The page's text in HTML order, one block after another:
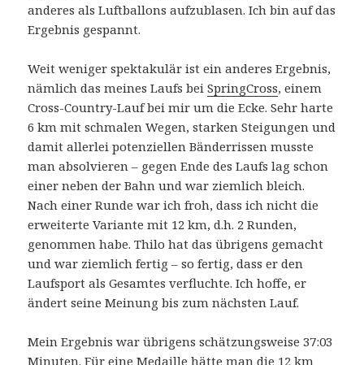
anderes als Luftballons aufzublasen. Ich bin auf das
Ergebnis gespannt.
Weit weniger spektakulär ist ein anderes Ergebnis,
nämlich das meines Laufs beiSpringCross, einem
Cross-Country-Lauf bei mir um die Ecke. Sehr harte
6 km mit schmalen Wegen, starken Steigungen und
damit allerlei potenziellen Bänderrissen musste
man absolvieren – gegen Ende des Laufs lag schon
einer neben der Bahn und war ziemlich bleich.
Nach einer Runde war ich froh, dass ich nicht die
erweiterte Variante mit 12 km, d.h. 2 Runden,
genommen habe. Thilo hat das übrigens gemacht
und war ziemlich fertig – so fertig, dass er den
Laufsport als Gesamtes verfluchte. Ich hoffe, er
ändert seine Meinung bis zum nächsten Lauf.
Mein Ergebnis war übrigens schätzungsweise 37:03
Minuten. Für eine Medaille hätte man die 12 km